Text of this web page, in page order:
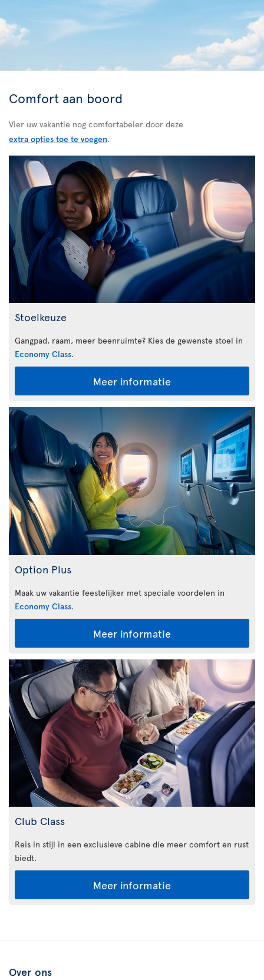
Comfort aan boord
Vier uw vakantie nog comfortabeler door deze
extra opties toe te voegen.
Stoelkeuze
Gangpad, raam, meer beenruimte? Kies de gewenste stoel in
Economy Class.
Meer informatie
Option Plus
Maak uw vakantie feestelijker met speciale voordelen in
Economy Class.
Meer informatie
Club Class
Reis in stijl in een exclusieve cabine die meer comfort en rust
biedt.
Meer informatie
Over ons